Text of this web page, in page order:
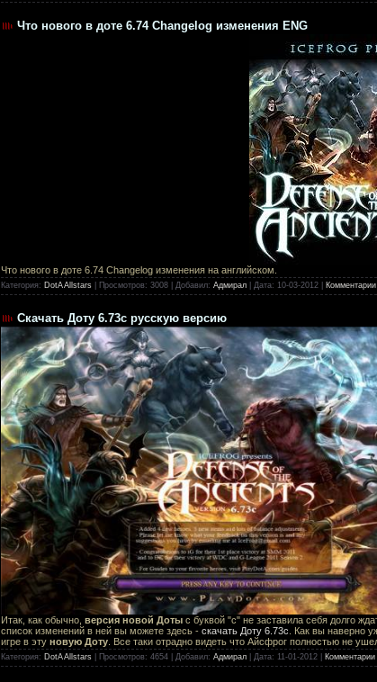
Что нового в доте 6.74 Changelog изменения ENG
Что нового в доте 6.74 Changelog изменения на английском.
Категория: DotA Allstars Просмотров: 3008 Добавил: Адмирал Дата: 10-03-2012
Скачать Доту 6.73c русскую версию
Итак, как обычно, версия новой Доты с буквой "c" не заставила себя долго
список изменений в ней вы можете здесь - скачать Доту 6.73c . Как вы наверно
игре в эту новую Доту . Все таки отрадно видеть что Айсфрог полностью не
Категория: DotA Allstars Просмотров: 4654 Добавил: Адмирал Дата: 11-01-2012 Комментарии